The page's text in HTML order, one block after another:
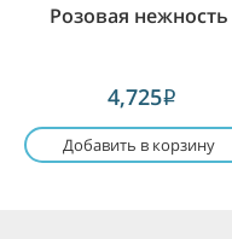
Розовая нежность
4,725i
Добавить в корзину